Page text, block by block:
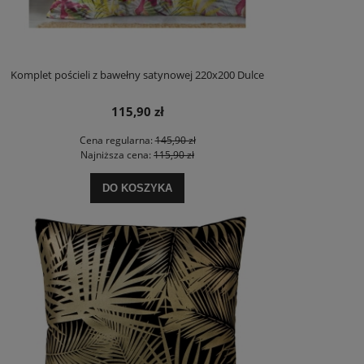
Komplet pościeli z bawełny satynowej 220x200 Dulce
115,90 zł
Cena regularna:145,90 zł
Najniższa cena: 115,90 zł
DO KOSZYKA